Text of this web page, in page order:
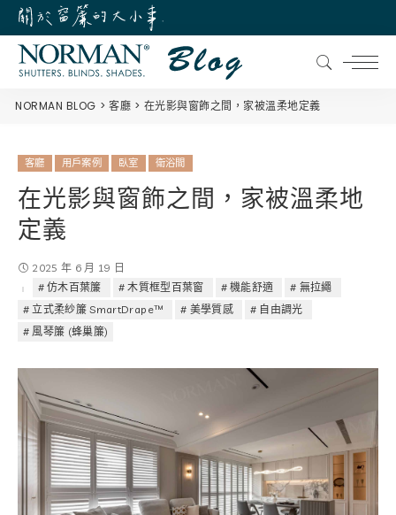
NORMAN BLOG 客廳 在光影與窗飾之間，家被溫柔地定義
客廳 用戶案例 臥室 衛浴間
在光影與窗飾之間，家被溫柔地
定義
2025 年 6 月 19 日
仿木百葉簾
木質框型百葉窗 機能舒適
無拉繩
立式柔紗簾 SmartDrape™
美學質感
自由調光
風琴簾 (蜂巢簾)